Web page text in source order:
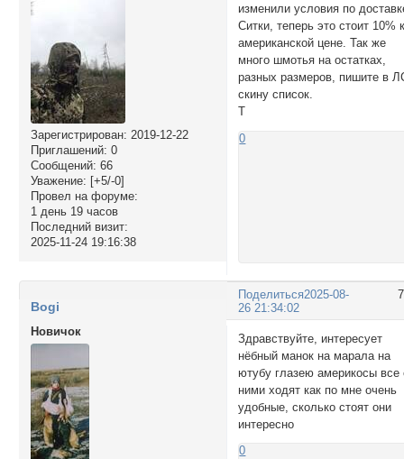
Зарегистрирован: 2019-12-22
Приглашений: 0
Сообщений: 66
Уважение: [+5/-0]
Провел на форуме:
1 день 19 часов
Последний визит:
2025-11-24 19:16:38
изменили условия по
Ситки, теперь это стоит 10%
американской цене. Так же
много шмотья на остатках,
разных размеров, пишите в
скину список.
Т
0
Поделиться2025-08-
26 21:34:02
Bogi
Новичок
Здравствуйте, интересует
нёбный манок на марала на
ютубу глазею америкосы все
ними ходят как по мне очень
удобные, сколько стоят они
интересно
0